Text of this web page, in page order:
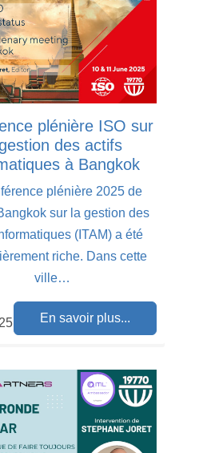
plénière ISO sur
des actifs
à Bangkok
plénière 2025 de
sur la gestion des
(ITAM) a été
riche. Dans cette
ville…
En savoir plus...